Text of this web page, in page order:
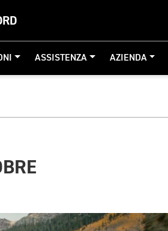
ASSISTENZA AZIENDA